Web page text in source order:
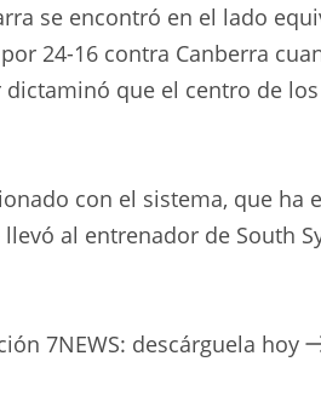
se encontró en el lado
24-16 contra Canberra
que el centro de
con el sistema, que ha
al entrenador de South
7NEWS: descárguela hoy